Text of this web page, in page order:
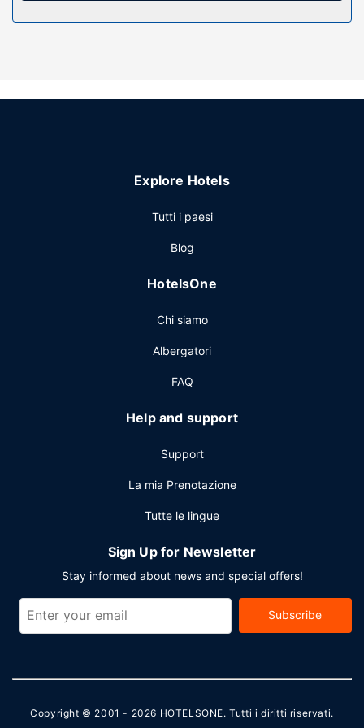
Attrattive della proprietà
nelle aree comuni e una sala rinfreschi.
lavaggio a secco, una reception aperta 24 ore su 24 e
l'aeroporto con orario limitato a pagamento; inoltre, in loco
Explore Hotels
Tutti i paesi
Blog
HotelsOne
Chi siamo
Albergatori
FAQ
Help and support
Support
La mia Prenotazione
Tutte le lingue
Sign Up for Newsletter
Stay informed about news and special offers!
Subscribe
Copyright © 2001 - 2026 HOTELSONE. Tutti i diritti riservati.